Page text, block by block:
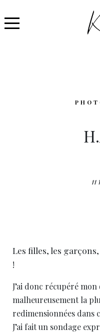
Les filles, les
!
J’ai donc récupéré
malheureusement la
redimensionnées dans
J’ai fait un sondage